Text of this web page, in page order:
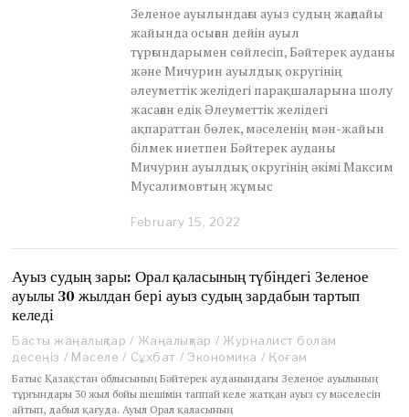
Зеленое ауылындағы ауыз судың жағдайы
жайында осыған дейін ауыл
тұрғындарымен сөйлесіп, Бәйтерек ауданы
және Мичурин ауылдық округінің
әлеуметтік желідегі парақшаларына шолу
жасаған едік Әлеуметтік желідегі
ақпараттан бөлек, мәселенің мән-жайын
білмек ниетпен Бәйтерек ауданы
Мичурин ауылдық округінің әкімі Максим
Мусалимовтың жұмыс
February 15, 2022
u
a
y
1
,
2
Ауыз судың зары: Орал қаласының түбіндегі Зеленое
ауылы 30 жылдан бері ауыз судың зардабын тартып
келеді
Басты жаңалықтар / Жаңалықтар / Журналист болам
десеңіз / Мәселе / Сұхбат / Экономика / Қоғам
Батыс Қазақстан облысының Бәйтерек ауданындағы Зеленое ауылының
тұрғындары 30 жыл бойы шешімін таппай келе жатқан ауыз су мәселесін
айтып, дабыл қағуда. Ауыл Орал қаласының